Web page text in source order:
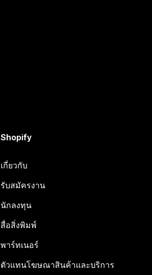
Shopify
เกี่ยวกับ
รับสมัครงาน
นักลงทุน
สื่อสิ่งพิมพ์
พาร์ทเนอร์
ตัวแทนโฆษณาสินค้าและบริการ